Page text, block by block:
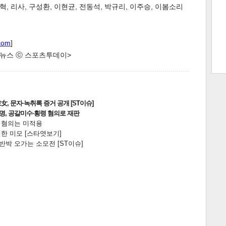
, 리사, 구성환, 이현균, 전동석, 박규리, 이주승, 이봄소리
]
스 ⓒ 스포츠투데이>
, 문자·녹취록 증거 공개 [ST이슈]
, 공갈미수·횡령 혐의로 재판
의는 미적용
미모 [스타엿보기]
박 오가는 소모전 [ST이슈]